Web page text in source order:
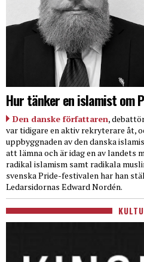
Hur tänker en islamist om
Den danske författaren,
var tidigare en aktiv rekryterare åt,
uppbyggnaden av den danska
att lämna och är idag en av landets
radikal islamism samt radikala
svenska Pride-festivalen har han
Ledarsidornas Edward Nordén.